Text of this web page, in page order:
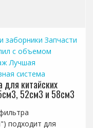
заборники Запчасти
с объемом
Лучшая
система
для китайских
52см3 и 58см3
подходит для